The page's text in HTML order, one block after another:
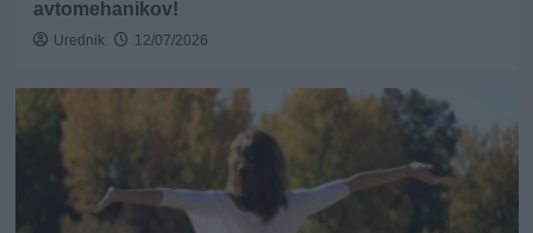
avtomehanikov!
Urednik 12/07/2026